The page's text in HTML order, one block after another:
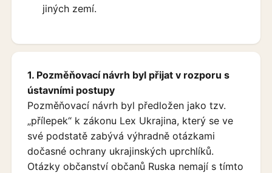
jiných zemí.
1. Pozměňovací návrh byl přijat v rozporu s
ústavními postupy
Pozměňovací návrh byl předložen jako tzv.
„přílepek“ k zákonu Lex Ukrajina, který se ve
své podstatě zabývá výhradně otázkami
dočasné ochrany ukrajinských uprchlíků.
Otázky občanství občanů Ruska nemají s tímto